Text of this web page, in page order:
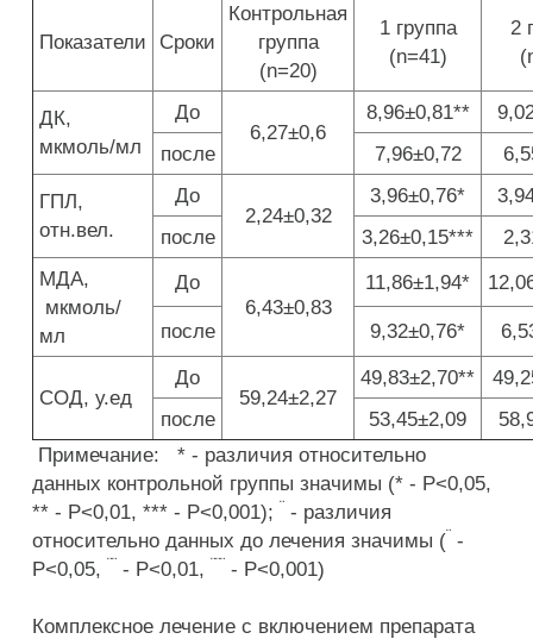
Показатели Сроки
Контрольная
группа
(n=20)
1 группа
(n=41)
2
ДК,
мкмоль/мл
До
6,27±0,6
8,96±0,81**
после
7,96±0,72
ГПЛ,
отн.вел.
До
2,24±0,32
3,96±0,76*
после
3,26±0,15***
МДА,
мкмоль/
мл
До
6,43±0,83
11,86±1,94*
после 9,32±0,76*
СОД, у.ед
До
59,24±2,27
49,83±2,70**
после
53,45±2,09
Примечание: * - различия относительно
данных контрольной группы значимы (* - P<0,05,
** - P<0,01, *** - P<0,001); ¨ - различия
относительно данных до лечения значимы (¨ -
P<0,05, ¨¨ - P<0,01, ¨¨¨ - P<0,001)
Комплексное лечение с включением препарата